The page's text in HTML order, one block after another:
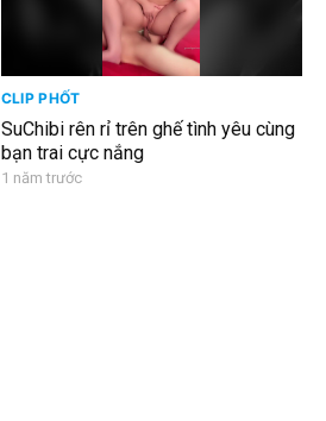
CLIP PHỐT
SuChibi rên rỉ trên ghế tình yêu cùng
bạn trai cực nắng
1 năm trước